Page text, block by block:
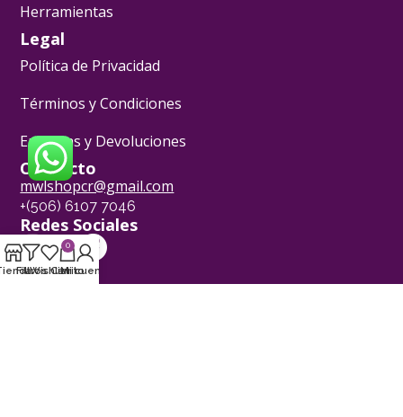
Herramientas
Legal
Política de Privacidad
Términos y Condiciones
Entregas y Devoluciones
Contacto
mwlshopcr@gmail.com
+(506) 6107 7046
Redes Sociales
[yvLogo]
FiltrosWishlist
0
Carrito
Mi cuenta